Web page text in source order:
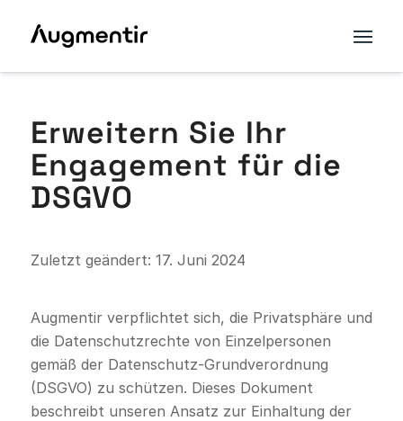
Erweitern Sie Ihr
Engagement für die
DSGVO
Zuletzt geändert: 17. Juni 2024
Augmentir verpflichtet sich, die Privatsphäre und
die Datenschutzrechte von Einzelpersonen
gemäß der Datenschutz-Grundverordnung
(DSGVO) zu schützen. Dieses Dokument
beschreibt unseren Ansatz zur Einhaltung der